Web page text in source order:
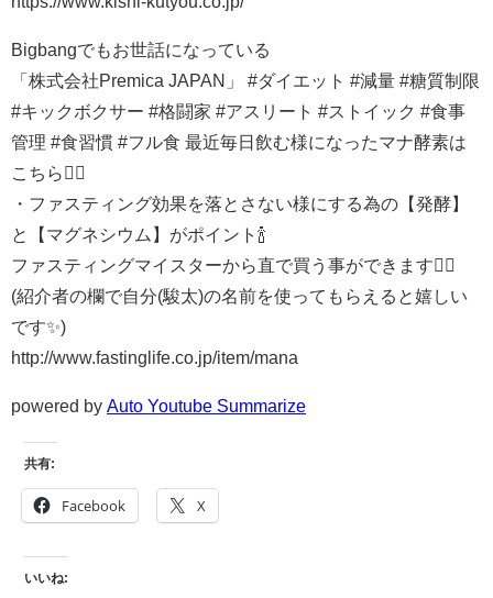
Bigbangでもお世話になっている
「株式会社Premica JAPAN」 #ダイエット #減量 #糖質制限
#キックボクサー #格闘家 #アスリート #ストイック #食事
管理 #食習慣 #フル食 最近毎日飲む様になったマナ酵素は
こちら💁‍♂️
・ファスティング効果を落とさない様にする為の【発酵】
と【マグネシウム】がポイント🍾
ファスティングマイスターから直で買う事ができます💁‍♂️
(紹介者の欄で自分(駿太)の名前を使ってもらえると嬉しい
です✨)
http://www.fastinglife.co.jp/item/mana
powered by Auto Youtube Summarize
共有:
Facebook X
いいね: